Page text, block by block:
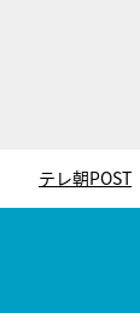
テレ朝POST